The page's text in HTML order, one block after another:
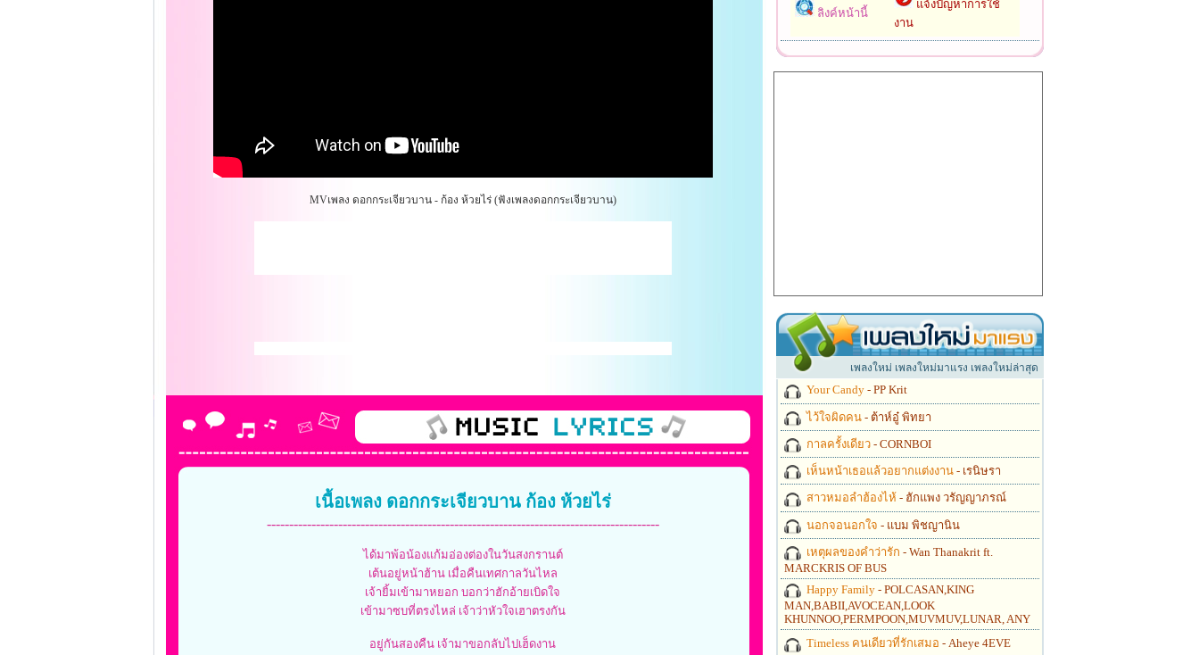
MVเพลง ดอกกระเจียวบาน - ก้อง ห้วยไร่ (ฟังเพลงดอกกระเจียวบาน)
เนื้อเพลง ดอกกระเจียวบาน ก้อง ห้วยไร่
----------------------------------------------------------------------------------------
ได้มาพ้อน้องแก้มอ่องต่องในวันสงกรานต์
เต้นอยู่หน้าฮ้าน เมื่อคืนเทศกาลวันไหล
เจ้ายิ้มเข้ามาหยอก บอกว่าฮักอ้ายเบิดใจ
เข้ามาซบที่ตรงไหล่ เจ้าว่าหัวใจเฮาตรงกัน
อยู่กันสองคืน เจ้ามาขอกลับไปเฮ็ดงาน
ลิงค์หน้านี้
แจ้งปัญหาการใช้
งาน
เพลงใหม่ เพลงใหม่มาแรง เพลงใหม่ล่าสุด
Your Candy - PP Krit
ไว้ใจผิดคน - ต้าห์อู๋ พิทยา
กาลครั้งเดียว - CORNBOI
เห็นหน้าเธอแล้วอยากแต่งงาน - เรนิษรา
สาวหมอลำฮ้องไห้ - ฮักแพง วรัญญาภรณ์
นอกจอนอกใจ - แบม พิชญานิน
เหตุผลของคำว่ารัก - Wan Thanakrit ft.
MARCKRIS OF BUS
Happy Family - POLCASAN,KING
MAN,BABII,AVOCEAN,LOOK
KHUNNOO,PERMPOON,MUVMUV,LUNAR, ANY
Timeless คนเดียวที่รักเสมอ - Aheye 4EVE